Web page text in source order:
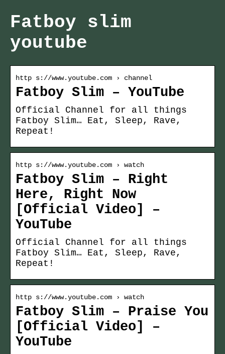
Fatboy slim
youtube
http s://www.youtube.com › channel
Fatboy Slim – YouTube
Official Channel for all things
Fatboy Slim… Eat, Sleep, Rave,
Repeat!
http s://www.youtube.com › watch
Fatboy Slim – Right
Here, Right Now
[Official Video] –
YouTube
Official Channel for all things
Fatboy Slim… Eat, Sleep, Rave,
Repeat!
http s://www.youtube.com › watch
Fatboy Slim – Praise You
[Official Video] –
YouTube